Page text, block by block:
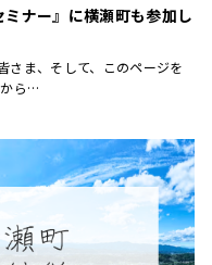
ナー』に横瀬町も参加し
さま、そして、このページを
ら…